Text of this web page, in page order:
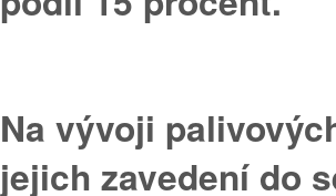
Na vývoji
jejich zavedení do